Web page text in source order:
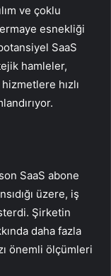
ve çoklu
esnekliği
SaaS
hamleler,
hızlı
SaaS abone
üzere, iş
Şirketin
daha fazla
önemli ölçümleri